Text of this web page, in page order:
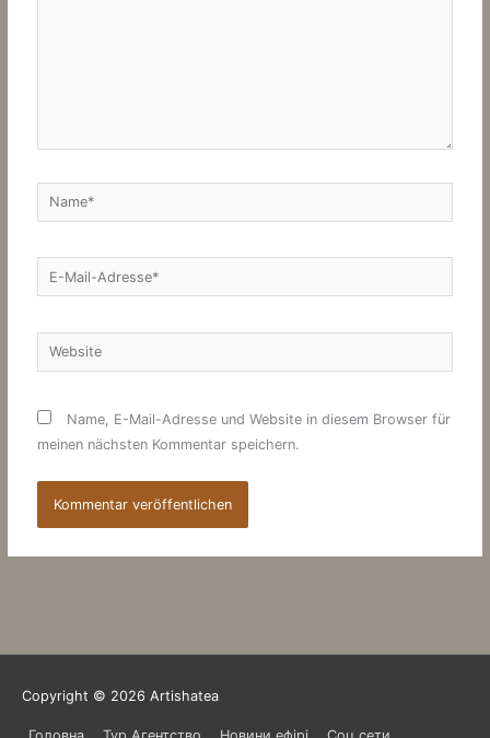
Name*
E-
Mail-
Website
Name, E-Mail-Adresse und Website in diesem Browser für
meinen nächsten Kommentar speichern.
Copyright © 2026 Artishatea
Головна Тур Агентство Новини ефірі Соц.сети